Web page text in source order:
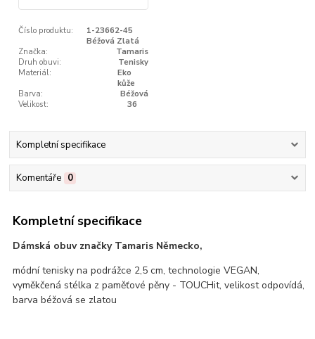
Číslo produktu:
1-23662-45
Béžová Zlatá
Značka:
Tamaris
Druh obuvi:
Tenisky
Materiál:
Eko
kůže
Barva:
Béžová
Velikost:
36
Kompletní specifikace
Komentáře 0
Kompletní specifikace
Dámská obuv značky Tamaris Německo,
módní tenisky na podrážce 2,5 cm, technologie VEGAN,
vyměkčená stélka z paměťové pěny - TOUCHit, velikost odpovídá,
barva béžová se zlatou